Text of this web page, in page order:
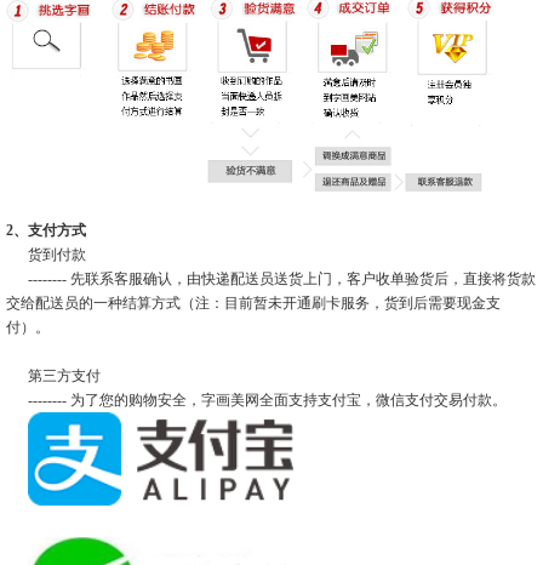
2、支付方式
货到付款
-------- 先联系客服确认，由快递配送员送货上门，客户收单验货后，直接将货款
交给配送员的一种结算方式（注：目前暂未开通刷卡服务，货到后需要现金支
付）。
第三方支付
-------- 为了您的购物安全，字画美网全面支持支付宝，微信支付交易付款。